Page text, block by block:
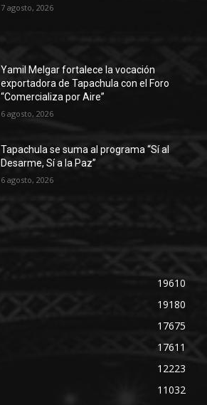
7 agosto, 2026
Yamil Melgar fortalece la vocación
exportadora de Tapachula con el Foro
“Comercializa por Aire”
6 agosto, 2026
Tapachula se suma al programa “Sí al
Desarme, Sí a la Paz”
6 agosto, 2026
19610
19180
17675
17611
12223
11032